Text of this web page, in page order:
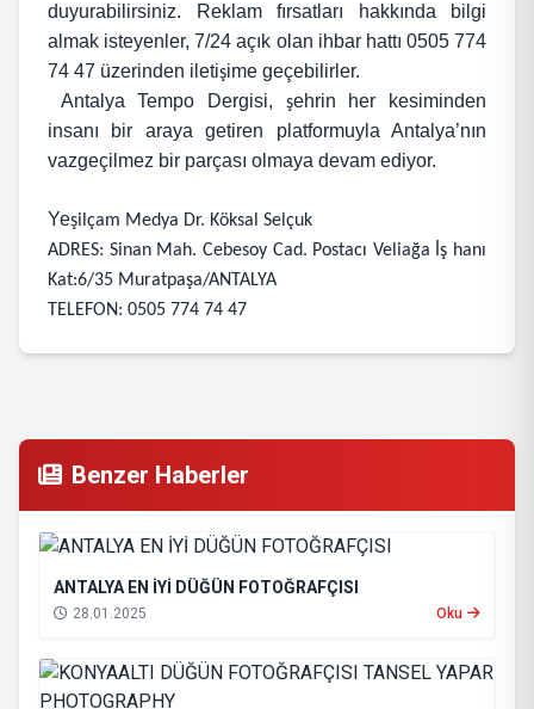
duyurabilirsiniz. Reklam fırsatları hakkında bilgi
almak isteyenler, 7/24 açık olan ihbar hattı 0505 774
74 47 üzerinden iletişime geçebilirler.
Antalya Tempo Dergisi, şehrin her kesiminden
insanı bir araya getiren platformuyla Antalya’nın
vazgeçilmez bir parçası olmaya devam ediyor.
Yeşilçam Medya Dr. Köksal Selçuk
ADRES: Sinan Mah. Cebesoy Cad. Postacı Veliağa İş hanı
Kat:6/35 Muratpaşa/ANTALYA
TELEFON: 0505 774 74 47
Benzer Haberler
ANTALYA EN İYİ DÜĞÜN FOTOĞRAFÇISI
28.01.2025 Oku